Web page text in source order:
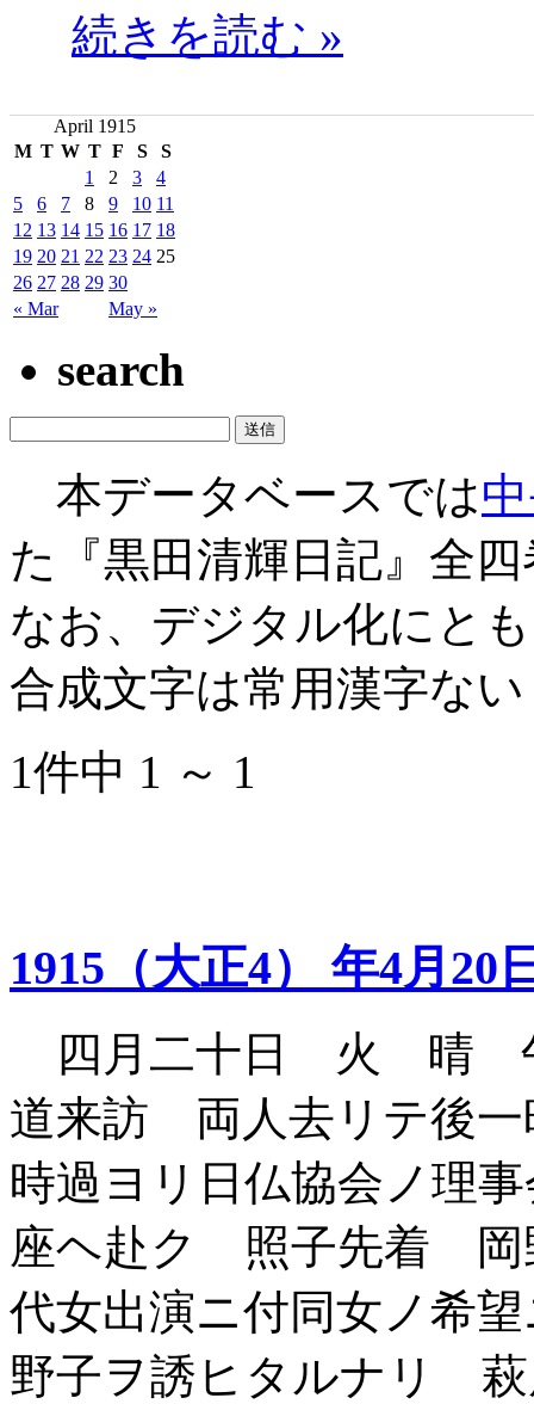
続きを読む »
April 1915
M T W T F S S
« Mar May »
1 2 3
4
5
6 7 8 9 10 11
12 13 14 15 16 17 18
19 20 21 22 23 24 25
26 27 28 29 30
search
本データベースでは
た『黒田清輝日記』全
なお、デジタル化にと
合成文字は常用漢字な
1件中 1 ～ 1
1915（大正4） 年4月20
四月二十日 火 晴 午
道来訪 両人去リテ後一
時過ヨリ日仏協会ノ理
座ヘ赴ク 照子先着 岡
代女出演ニ付同女ノ希
野子ヲ誘ヒタルナリ 萩